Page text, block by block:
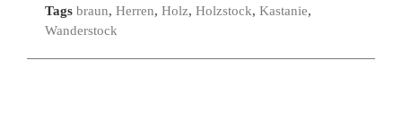
Tags braun, Herren, Holz, Holzstock, Kastanie,
Wanderstock